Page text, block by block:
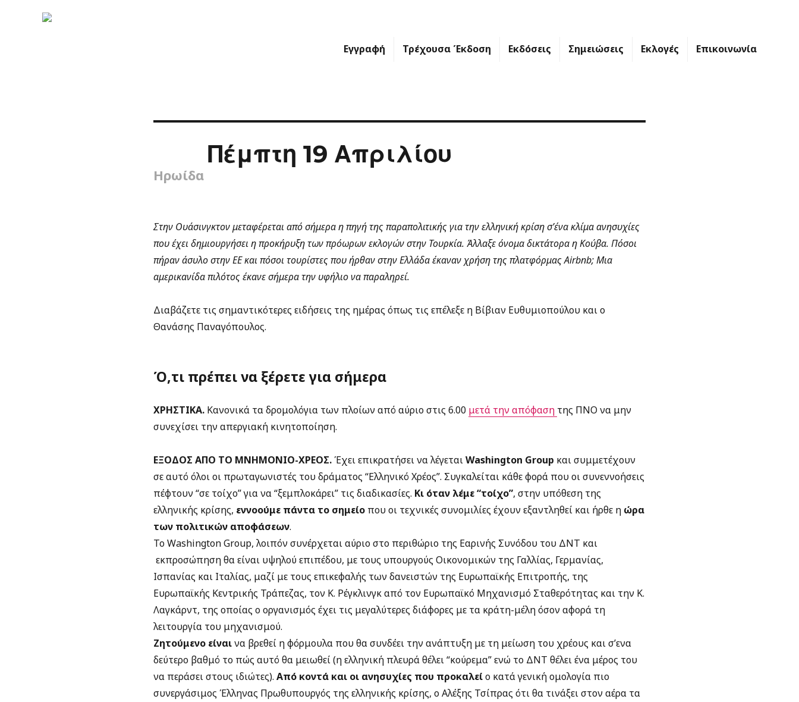
Εγγραφή Τρέχουσα Έκδοση Εκδόσεις Σημειώσεις Εκλογές Επικοινωνία
Πέμπτη 19 Απριλίου
Ηρωίδα
Στην Ουάσινγκτον μεταφέρεται από σήμερα η πηγή της παραπολιτικής για την ελληνική κρίση σ’ένα κλίμα ανησυχίες
που έχει δημιουργήσει η προκήρυξη των πρόωρων εκλογών στην Τουρκία. Άλλαξε όνομα δικτάτορα η Κούβα. Πόσοι
πήραν άσυλο στην ΕΕ και πόσοι τουρίστες που ήρθαν στην Ελλάδα έκαναν χρήση της πλατφόρμας Airbnb; Μια
αμερικανίδα πιλότος έκανε σήμερα την υφήλιο να παραληρεί.
Διαβάζετε τις σημαντικότερες ειδήσεις της ημέρας όπως τις επέλεξε η Βίβιαν Ευθυμιοπούλου και ο
Θανάσης Παναγόπουλος.
Ό,τι πρέπει να ξέρετε για σήμερα
ΧΡΗΣΤΙΚΑ.Κανονικά τα δρομολόγια των πλοίων από αύριο στις 6.00 μετά την απόφαση της ΠΝΟ να μην
συνεχίσει την απεργιακή κινητοποίηση.
ΕΞΟΔΟΣ ΑΠΟ ΤΟ ΜΝΗΜΟΝΙΟ-ΧΡΕΟΣ.Έχει επικρατήσει να λέγεταιWashington Group και συμμετέχουν
σε αυτό όλοι οι πρωταγωνιστές του δράματος “Ελληνικό Χρέος”. Συγκαλείται κάθε φορά που οι συνεννοήσεις
πέφτουν “σε τοίχο” για να “ξεμπλοκάρει” τις διαδικασίες. Κι όταν λέμε “τοίχο”, στην υπόθεση της
ελληνικής κρίσης, εννοούμε πάντα το σημείοπου οι τεχνικές συνομιλίες έχουν εξαντληθεί και ήρθε η ώρα
των πολιτικών αποφάσεων.
Το Washington Group, λοιπόν συνέρχεται αύριο στο περιθώριο της Εαρινής Συνόδου του ΔΝΤ και
εκπροσώπηση θα είναι υψηλού επιπέδου, με τους υπουργούς Οικονομικών της Γαλλίας, Γερμανίας,
Ισπανίας και Ιταλίας, μαζί με τους επικεφαλής των δανειστών της Ευρωπαϊκής Επιτροπής, της
Ευρωπαϊκής Κεντρικής Τράπεζας, τον Κ. Ρέγκλινγκ από τον Ευρωπαϊκό Μηχανισμό Σταθερότητας και την Κ.
Λαγκάρντ, της οποίας ο οργανισμός έχει τις μεγαλύτερες διάφορες με τα κράτη-μέλη όσον αφορά τη
λειτουργία του μηχανισμού.
Ζητούμενο είναινα βρεθεί η φόρμουλα που θα συνδέει την ανάπτυξη με τη μείωση του χρέους και σ’ενα
δεύτερο βαθμό το πώς αυτό θα μειωθεί (η ελληνική πλευρά θέλει “κούρεμα” ενώ το ΔΝΤ θέλει ένα μέρος του
να περάσει στους ιδιώτες). Από κοντά και οι ανησυχίες που προκαλείο κατά γενική ομολογία πιο
συνεργάσιμος Έλληνας Πρωθυπουργός της ελληνικής κρίσης, ο Αλέξης Τσίπρας ότι θα τινάξει στον αέρα τα